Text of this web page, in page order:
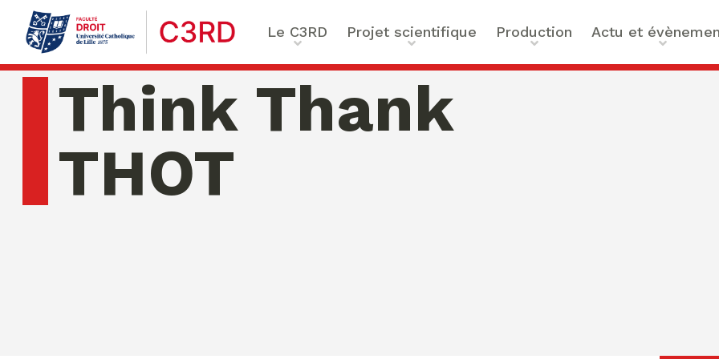
Le C3RD
Qui sommes-nous ?
Nos chercheurs
Chaire Enfance & familles
Projet scientifique
Le projet scientifique
Vulnérabilités
Production
Ouvrages
Articles et contributions
Actu et
Actualités
Think Thank
THOT